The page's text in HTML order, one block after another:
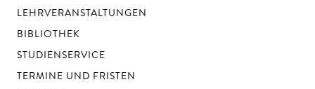
LEHRVERANSTALTUNGEN
BIBLIOTHEK
STUDIENSERVICE
TERMINE UND FRISTEN